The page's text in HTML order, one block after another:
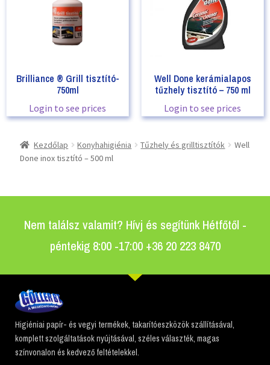
Brilliance ® Grill tisztító-
750ml
Login to see prices
Well Done kerámialapos
tűzhely tisztító – 750 ml
Login to see prices
Kezdőlap Konyhahigiénia Tűzhely és grilltisztítók
Well
Done inox tisztító – 500 ml
Nem találsz valamit? Hívj és segítünk Hétfőtől -
péntekig 8:00 -17:00 +36 20 223 8470
Higiéniai papír- és vegyi termékek, takarítóeszközök szállításával,
komplett szolgáltatások nyújtásával, széles választék, magas
színvonalon és kedvező feltételekkel.